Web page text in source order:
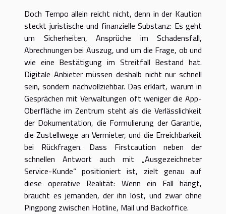
Doch Tempo allein reicht nicht, denn in der Kaution
steckt juristische und finanzielle Substanz: Es geht
um Sicherheiten, Ansprüche im Schadensfall,
Abrechnungen bei Auszug, und um die Frage, ob und
wie eine Bestätigung im Streitfall Bestand hat.
Digitale Anbieter müssen deshalb nicht nur schnell
sein, sondern nachvollziehbar. Das erklärt, warum in
Gesprächen mit Verwaltungen oft weniger die App-
Oberfläche im Zentrum steht als die Verlässlichkeit
der Dokumentation, die Formulierung der Garantie,
die Zustellwege an Vermieter, und die Erreichbarkeit
bei Rückfragen. Dass Firstcaution neben der
schnellen Antwort auch mit „Ausgezeichneter
Service-Kunde“ positioniert ist, zielt genau auf
diese operative Realität: Wenn ein Fall hängt,
braucht es jemanden, der ihn löst, und zwar ohne
Pingpong zwischen Hotline, Mail und Backoffice.